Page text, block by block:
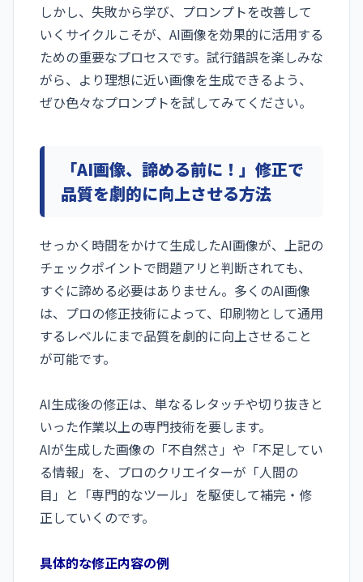
しかし、失敗から学び、プロンプトを改善して
いくサイクルこそが、AI画像を効果的に活用する
ための重要なプロセスです。試行錯誤を楽しみな
がら、より理想に近い画像を生成できるよう、
ぜひ色々なプロンプトを試してみてください。
「AI画像、諦める前に！」修正で
品質を劇的に向上させる方法
せっかく時間をかけて生成したAI画像が、上記の
チェックポイントで問題アリと判断されても、
すぐに諦める必要はありません。多くのAI画像
は、プロの修正技術によって、印刷物として通用
するレベルにまで品質を劇的に向上させること
が可能です。
AI生成後の修正は、単なるレタッチや切り抜きと
いった作業以上の専門技術を要します。
AIが生成した画像の「不自然さ」や「不足してい
る情報」を、プロのクリエイターが「人間の
目」と「専門的なツール」を駆使して補完・修
正していくのです。
具体的な修正内容の例